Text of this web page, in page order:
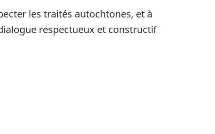
les traités autochtones, et à
respectueux et constructif